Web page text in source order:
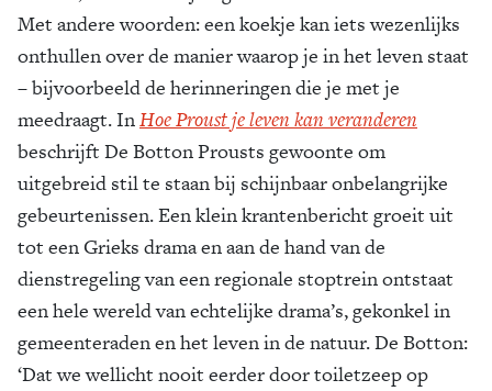
Met andere woorden: een koekje kan iets wezenlijks
onthullen over de manier waarop je in het leven staat
– bijvoorbeeld de herinneringen die je met je
meedraagt. InHoe Proust je leven kan veranderen
beschrijft De Botton Prousts gewoonte om
uitgebreid stil te staan bij schijnbaar onbelangrijke
gebeurtenissen. Een klein krantenbericht groeit uit
tot een Grieks drama en aan de hand van de
dienstregeling van een regionale stoptrein ontstaat
een hele wereld van echtelijke drama’s, gekonkel in
gemeenteraden en het leven in de natuur. De Botton:
‘Dat we wellicht nooit eerder door toiletzeep op